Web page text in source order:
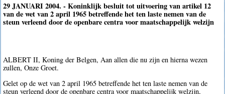
29 JANUARI 2004. - Koninklijk besluit tot uitvoering van artikel 12
van de wet van 2 april 1965 betreffende het ten laste nemen van de
steun verleend door de openbare centra voor maatschappelijk welzijn
ALBERT II, Koning der Belgen, Aan allen die nu zijn en hierna wezen
zullen, Onze Groet.
Gelet op de wet van 2 april 1965 betreffende het ten laste nemen van de
steun verleend door de openbare centra voor maatschappelijk welzijn,